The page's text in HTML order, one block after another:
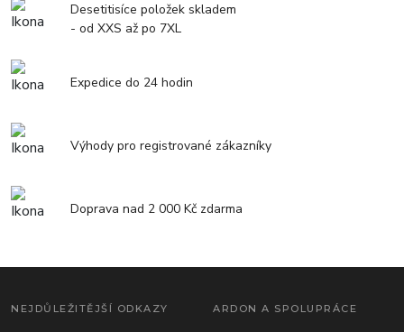
Desetitisíce položek skladem
- od XXS až po 7XL
Expedice do 24 hodin
Výhody pro registrované zákazníky
Doprava nad 2 000 Kč zdarma
NEJDŮLEŽITĚJŠÍ ODKAZY ARDON A SPOLUPRÁCE